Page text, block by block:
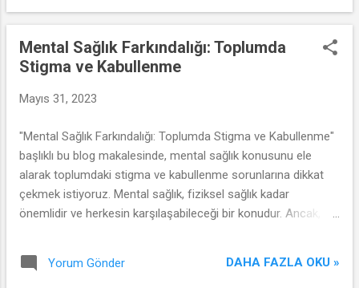
onları anlayanlara destek olmayı hedefliyoruz.
Mental Sağlık Farkındalığı: Toplumda
Stigma ve Kabullenme
Mayıs 31, 2023
"Mental Sağlık Farkındalığı: Toplumda Stigma ve Kabullenme"
başlıklı bu blog makalesinde, mental sağlık konusunu ele
alarak toplumdaki stigma ve kabullenme sorunlarına dikkat
çekmek istiyoruz. Mental sağlık, fiziksel sağlık kadar
önemlidir ve herkesin karşılaşabileceği bir konudur. Ancak,
farkındalığının neden önemli olduğunu, stigma ve kabullenme
Yorum Gönder DAHA FAZLA OKU »